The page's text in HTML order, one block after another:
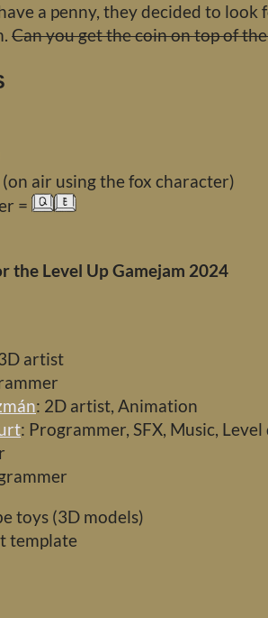
a penny, they decided to look
Can you get the coin on top of
(on air using the fox character)
=
the Level Up Gamejam 2024
artist
: 2D artist, Animation
: Programmer, SFX, Music, Level
toys (3D models)
template